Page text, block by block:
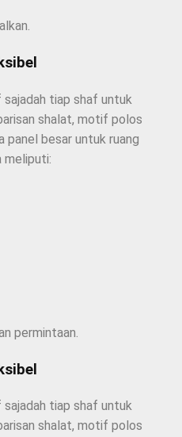
tiap shaf untuk
shalat, motif polos
panel besar untuk ruang
meliputi:
permintaan.
sajadah tiap shaf untuk
shalat, motif polos